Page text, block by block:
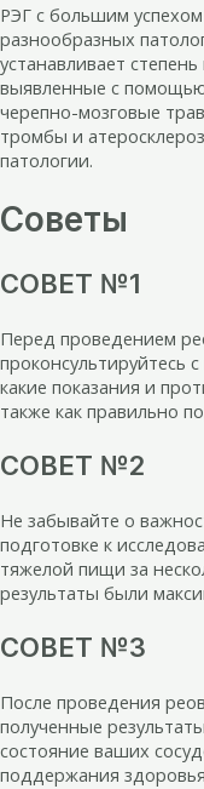
РЭГ с большим
разнообразных
устанавливает
выявленные с
черепно-мозговые
тромбы и
патологии.
Советы
СОВЕТ №1
Перед проведением
проконсультируйтесь
какие показания и
также как правильно
СОВЕТ №2
Не забывайте о
подготовке к
тяжелой пищи за
результаты были
СОВЕТ №3
После проведения
полученные
состояние ваших
поддержания